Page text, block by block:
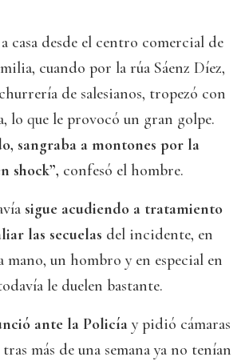
casa desde el centro comercial de
cuando por la rúa Sáenz Díez,
de salesianos, tropezó con
lo que le provocó un gran golpe.
sangraba a montones por la
shock”, confesó el hombre.
sigue acudiendo a tratamiento
las secuelas del incidente, en
mano, un hombro y en especial en
le duelen bastante.
ante la Policía y pidió cámaras
más de una semana ya no tenían